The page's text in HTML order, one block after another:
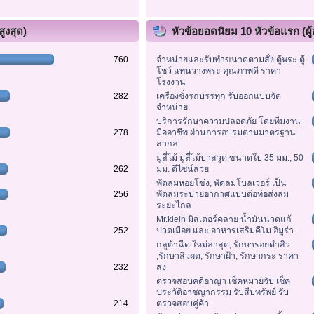
งสุด)
760
282
278
262
256
252
232
214
หัวข้อยอดนิยม 10 หัวข้อแรก (ผู้
จำหน่ายและรับทำขนาดตามสั่ง ตู้พระ ตู้
โชว์ แท่นวางพระ คุณภาพดี ราคา
โรงงาน
เครื่องชั่งรถบรรทุก รับออกแบบจัด
จำหน่าย.
บริการรักษาความปลอดภัย โดยทีมงาน
มืออาชีพ ผ่านการอบรมตามมาตรฐาน
สากล
มู่ลี่ไม้ มู่ลี่ไม้บาสวูด ขนาดใบ 35 มม., 50
มม. ดีไซน์สวย
พัดลมหอยโข่ง, พัดลมโบลเวอร์ เป็น
พัดลมระบายอากาศแบบต่อท่อส่งลม
ระยะไกล
Mr.klein มิสเตอร์คลาย น้ำมันนวดแก้
ปวดเมื่อย และ อาหารเสริมคีโม อิมูร่า.
กลูต้าฉีด ใหม่ล่าสุด, รักษารอยดำสิว
,รักษาสิวผด, รักษาฝ้า, รักษากระ ราคา
ส่ง
ตรวจสอบคดีอาญา เช็คหมายจับ เช็ค
ประวัติอาชญากรรม รับสืบทรัพย์ รับ
ตรวจสอบคู่ค้า